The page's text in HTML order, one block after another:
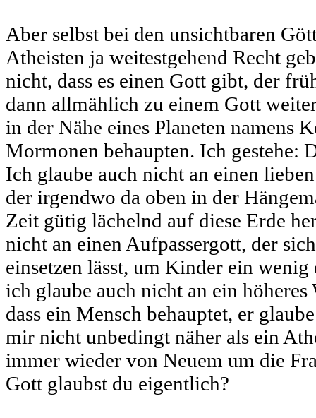
Aber selbst bei den unsichtbaren
Atheisten ja weitestgehend Recht
nicht, dass es einen Gott gibt, der
dann allmählich zu einem Gott
in der Nähe eines Planeten namens
Mormonen behaupten. Ich gestehe:
Ich glaube auch nicht an einen
der irgendwo da oben in der
Zeit gütig lächelnd auf diese Erde
nicht an einen Aufpassergott, der
einsetzen lässt, um Kinder ein
ich glaube auch nicht an ein höheres
dass ein Mensch behauptet, er
mir nicht unbedingt näher als ein
immer wieder von Neuem um die
Gott glaubst du eigentlich?